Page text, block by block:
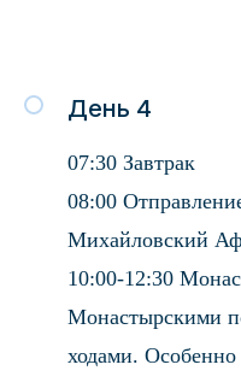
День 4
07:30 Завтрак
08:00
Михайловский
10:00-12:30
Монастырскими
ходами. Особенно